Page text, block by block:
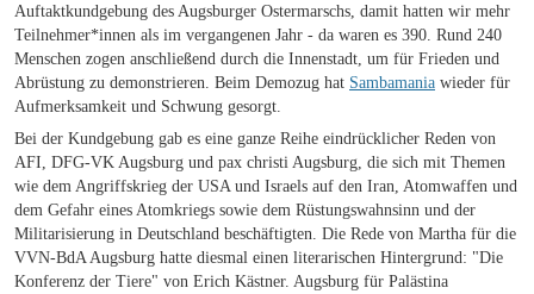
Auftaktkundgebung des Augsburger Ostermarschs, damit hatten wir mehr
Teilnehmer*innen als im vergangenen Jahr - da waren es 390. Rund 240
Menschen zogen anschließend durch die Innenstadt, um für Frieden und
Abrüstung zu demonstrieren. Beim Demozug hat Sambamania wieder für
Aufmerksamkeit und Schwung gesorgt.
Bei der Kundgebung gab es eine ganze Reihe eindrücklicher Reden von
AFI, DFG-VK Augsburg und pax christi Augsburg, die sich mit Themen
wie dem Angriffskrieg der USA und Israels auf den Iran, Atomwaffen und
dem Gefahr eines Atomkriegs sowie dem Rüstungswahnsinn und der
Militarisierung in Deutschland beschäftigten. Die Rede von Martha für die
VVN-BdA Augsburg hatte diesmal einen literarischen Hintergrund: "Die
Konferenz der Tiere" von Erich Kästner. Augsburg für Palästina